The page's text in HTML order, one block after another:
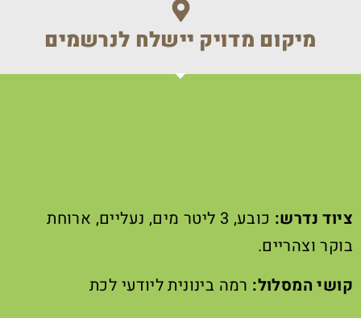
מיקום מדויק יישלח לנרשמים
ציוד נדרש:
כובע, 3 ליטר מים, נעליים, ארוחת
בוקר וצהריים.
קושי המסלול: רמה בינונית ליודעי לכת